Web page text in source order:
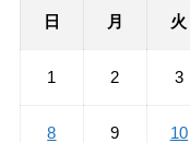
日 月 火
1 2 3
8 9 10